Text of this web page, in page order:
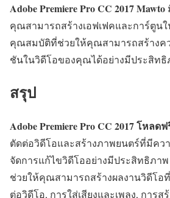
Adobe Premiere Pro CC 2017 Mawto
คุณสามารถสร้างเอฟเฟคและการ์ตูน
คุณสมบัติที่ช่วยให้คุณสามารถสร้างค
ชันในวิดีโอของคุณได้อย่างมีประสิทธิ
สรุป
Adobe Premiere Pro CC 2017 โหลด
ตัดต่อวิดีโอและสร้างภาพยนตร์ที่มีคว
จัดการแก้ไขวิดีโออย่างมีประสิทธิภ
ช่วยให้คุณสามารถสร้างผลงานวิดีโอ
ต่อวิดีโอ, การใส่เสียงและเพลง, การส